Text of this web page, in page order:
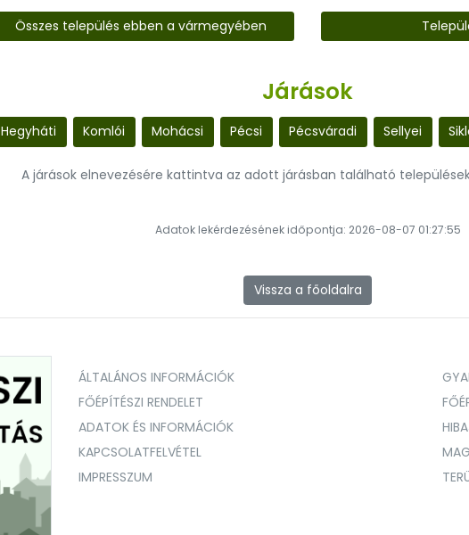
Összes település ebben a vármegyében
Járások
Hegyháti Komlói Mohácsi Pécsi Pécsváradi Sellyei
A járások elnevezésére kattintva az adott járásban található
Adatok lekérdezésének időpontja: 2026-08-07 01:27:55
Vissza a főoldalra
ÁLTALÁNOS INFORMÁCIÓK
FŐÉPÍTÉSZI RENDELET
ADATOK ÉS INFORMÁCIÓK
KAPCSOLATFELVÉTEL
IMPRESSZUM